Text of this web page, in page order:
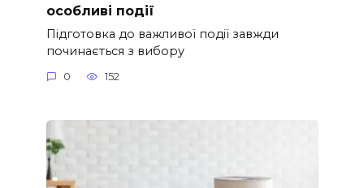
особливі події
Підготовка до важливої події завжди
починається з вибору
0 152